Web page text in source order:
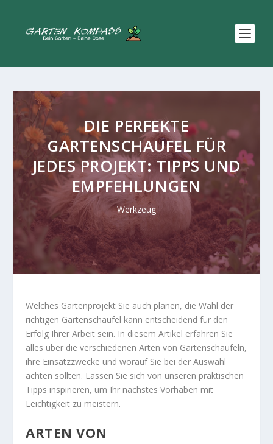
DIE PERFEKTE
GARTENSCHAUFEL FÜR
JEDES PROJEKT: TIPPS UND
EMPFEHLUNGEN
Werkzeug
Welches Gartenprojekt Sie auch planen, die Wahl der
richtigen Gartenschaufel kann entscheidend für den
Erfolg Ihrer Arbeit sein. In diesem Artikel erfahren Sie
alles über die verschiedenen Arten von Gartenschaufeln,
ihre Einsatzzwecke und worauf Sie bei der Auswahl
achten sollten. Lassen Sie sich von unseren praktischen
Tipps inspirieren, um Ihr nächstes Vorhaben mit
Leichtigkeit zu meistern.
ARTEN VON